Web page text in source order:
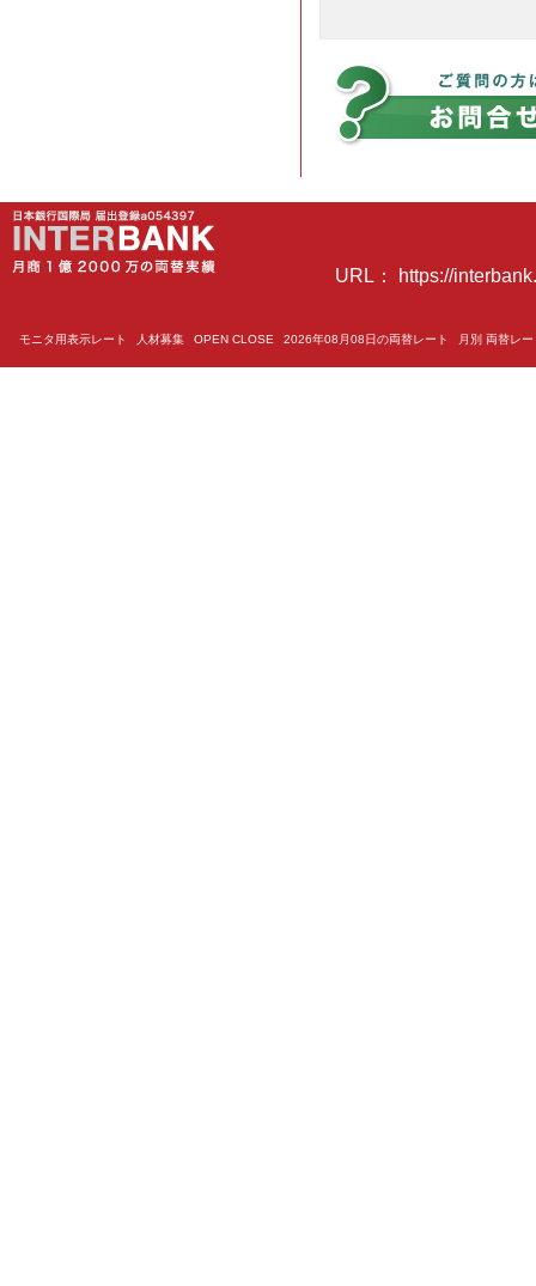
URL： https://
モニタ用表示レート 人材募集 OPEN CLOSE 2026年08月08日の両替レート 月別 両替レ